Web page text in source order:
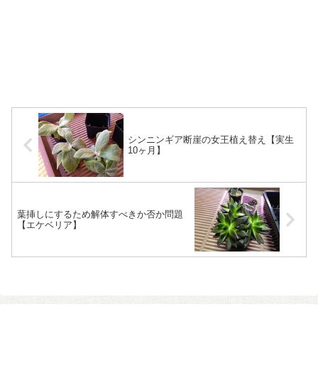
シンニンギア断崖の女王植え替え【実生
10ヶ月】
葉挿しにするため解体すべきか否か問題
【エケベリア】